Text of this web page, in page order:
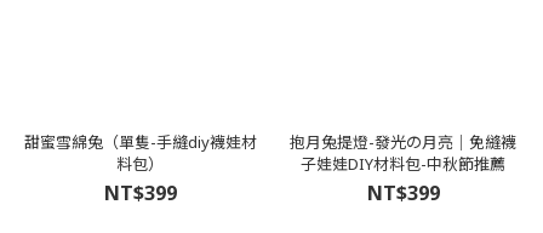
甜蜜雪綿兔（單隻-手縫diy襪娃材
料包）
NT$399
抱月兔提燈-發光の月亮│免縫襪
子娃娃DIY材料包-中秋節推薦
NT$399